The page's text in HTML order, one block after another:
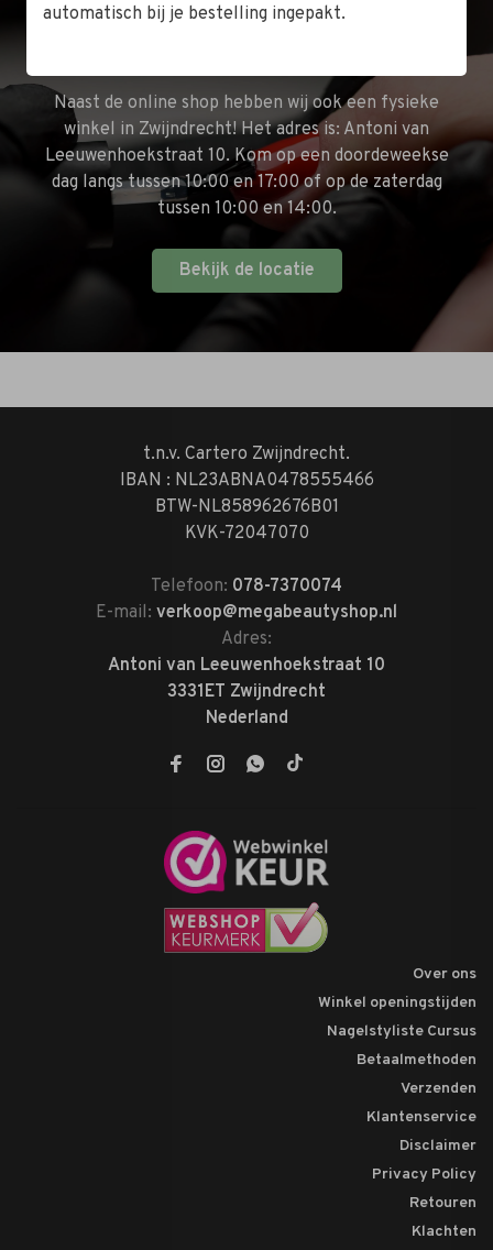
Naast de online shop hebben wij ook een fysieke
winkel in Zwijndrecht! Het adres is: Antoni van
Leeuwenhoekstraat 10. Kom op een doordeweekse
dag langs tussen 10:00 en 17:00 of op de zaterdag
tussen 10:00 en 14:00.
Bekijk de locatie
t.n.v. Cartero Zwijndrecht.
IBAN : NL23ABNA0478555466
BTW-NL858962676B01
KVK-72047070
Telefoon: 078-7370074
E-mail: verkoop@megabeautyshop.nl
Adres:
Antoni van Leeuwenhoekstraat 10
3331ET Zwijndrecht
Nederland
Over ons
Winkel openingstijden
Nagelstyliste Cursus
Betaalmethoden
Verzenden
Klantenservice
Disclaimer
Privacy Policy
Retouren
Klachten
automatisch bij je bestelling ingepakt.